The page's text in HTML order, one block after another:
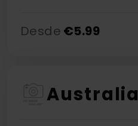
Desde €5.99
Australia